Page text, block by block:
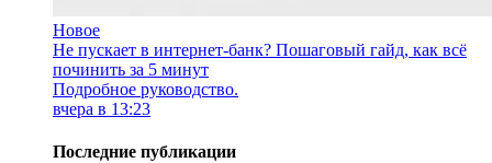
Новое
Не пускает в интернет-банк? Пошаговый гайд, как всё
починить за 5 минут
Подробное руководство.
вчера в 13:23
Последние публикации